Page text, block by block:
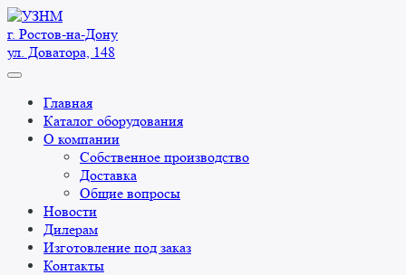
Перейти
к
содержанию
г. Ростов-на-Дону
ул. Доватора, 148
Главная
Каталог оборудования
О компании
Собственное производство
Доставка
Общие вопросы
Новости
Дилерам
Изготовление под заказ
Контакты